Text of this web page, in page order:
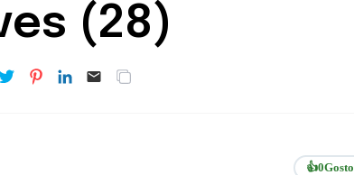
(28)
👍0Gosto